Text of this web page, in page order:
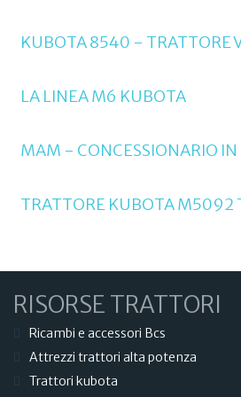
KUBOTA 8540 - TRATTORE
LA LINEA M6 KUBOTA
MAM - CONCESSIONARIO IN
TRATTORE KUBOTA M5092
RISORSE TRATTORI
Ricambi e accessori Bcs
Attrezzi trattori alta potenza
Trattori kubota